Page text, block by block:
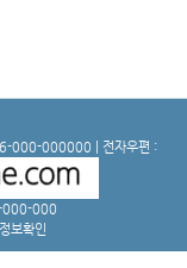
000-000000 | 전자우편 :
000-000
보확인